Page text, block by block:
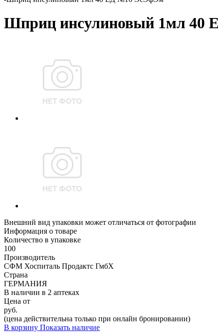
Шприц инсулиновый 1мл
Внешний вид упаковки может отличаться от фотографии
Информация о товаре
Количество в упаковке
100
Производитель
СФМ Хоспиталь Продактс ГмбХ
Страна
ГЕРМАНИЯ
В наличии в 2 аптеках
Цена от
руб.
(цена действительна только при онлайн бронировании)
В корзину Показать наличие